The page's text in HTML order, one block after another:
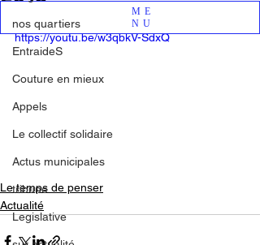
ME
NU
nos quartiers
EntraideS
Couture en mieux
Appels
Le collectif solidaire
Actus municipales
tribune
Legislative
https://youtu.be/w3qbkV-SdxQ
Le temps de penser
Actualité